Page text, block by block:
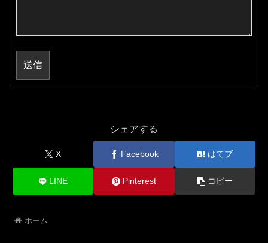
送信
シェアする
X Facebook はてブ
LINE Pinterest コピー
ホーム